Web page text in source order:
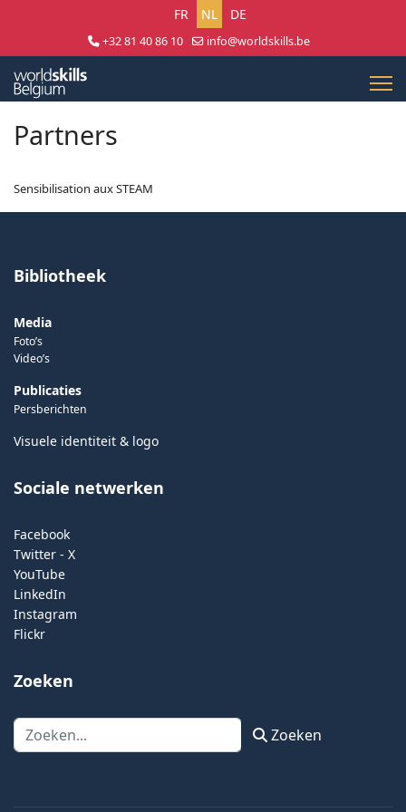
Selecteer uw taal
FR NL DE
+32 81 40 86 10
info@worldskills.be
Partners
Sensibilisation aux STEAM
Bibliotheek
Media
Foto’s
Video’s
Publicaties
Persberichten
Visuele identiteit & logo
Sociale netwerken
Facebook
Twitter - X
YouTube
LinkedIn
Instagram
Flickr
Zoeken
Zoeken Zoeken